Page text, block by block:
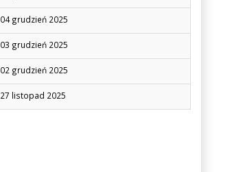
04 grudzień 2025
03 grudzień 2025
02 grudzień 2025
27 listopad 2025